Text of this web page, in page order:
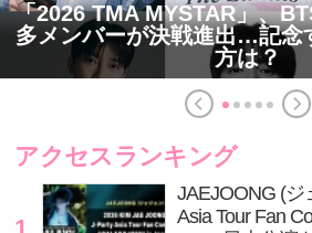
「2026 TMA MYSTAR」、
多メンバーが決戦進出…記念
方は？
アクセスランキング
JAEJOONG (ジ
Asia Tour Fan